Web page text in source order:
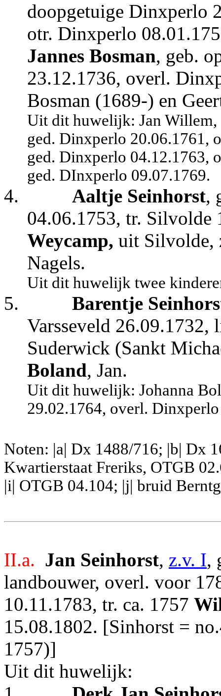
doopgetuige Dinxperlo
otr. Dinxperlo
Jannes Bosman, geb.
23.12.1736, overl.
Bosman (1689-) en
Uit dit huwelijk: Jan
ged. Dinxperlo 20.06.1761,
ged. Dinxperlo 04.12.1763,
ged. DInxperlo 09.07.1769.
4. Aaltje Seinhorst,
04.06.1753, tr. Silvolde
Weycamp,uit Silvolde,
Nagels.
Uit dit huwelijk twee
5.
Barentje
Varsseveld 26.09.1732,
Suderwick (Sankt
Boland, Jan.
Uit dit huwelijk: Johanna
29.02.1764, overl.
Noten: |a| Dx 1488/716; |b| Dx
Kwartierstaat Freriks, OTGB
|i| OTGB 04.104; |j| bruid
II.a. Jan Seinhorst, z.v. I,
landbouwer, overl. voor
10.11.1783, tr. ca. 1757
15.08.1802. [Sinhorst =
1757)]
Uit dit huwelijk: